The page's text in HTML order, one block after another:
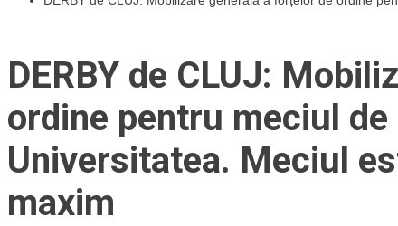
DERBY de CLUJ:
ordine pentru meciul
Universitatea. Meciul
maxim